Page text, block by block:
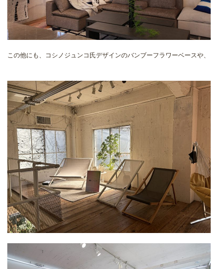
この他にも、コシノジュンコ氏デザインのバンブーフラワーベースや、